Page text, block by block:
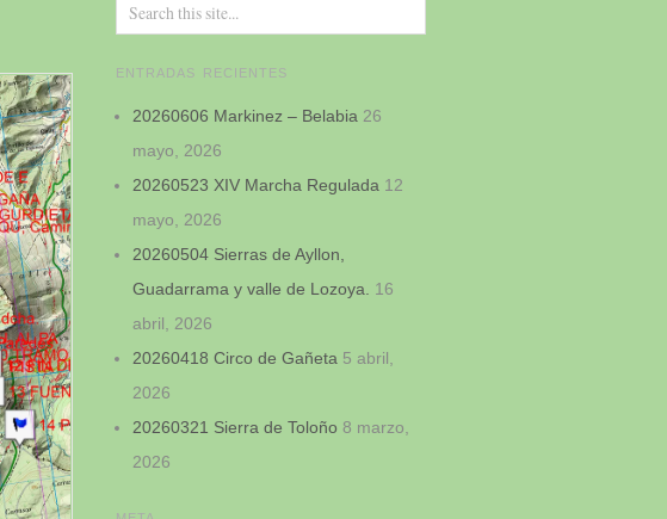
ENTRADAS RECIENTES
20260606 Markinez – Belabia 26
mayo, 2026
20260523 XIV Marcha Regulada 12
mayo, 2026
20260504 Sierras de Ayllon,
Guadarrama y valle de Lozoya.
16
abril, 2026
20260418 Circo de Gañeta 5 abril,
2026
20260321 Sierra de Toloño 8 marzo,
2026